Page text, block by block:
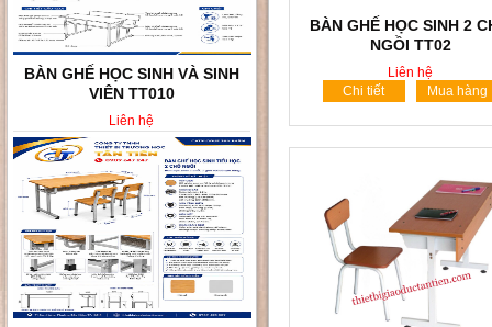
BÀN GHẾ HỌC SINH KHÔNG
TỰA LƯNG TT008
Liên hệ
BÀN GHẾ HỌC SINH 2
NGỒI TT02
Liên hệ
Chi tiết
Mua hàng